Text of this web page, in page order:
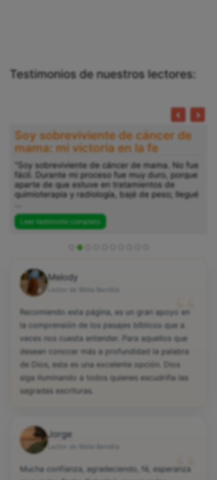
Testimonios de nuestros lectores:
Soy sobreviviente de cáncer de
mama: mi victoria en la fe
"Soy sobreviviente de cáncer de mama. No fue
fácil. Durante mi proceso fue muy duro, porque
aparte de que estuve en tratamientos de
quimioterapia y radiología, bajé de peso; llegué
Leer testimonio completo
Melody
“
Recomiendo esta página, es un gran apoyo en
la comprensión de los pasajes bíblicos que a
veces nos cuesta entender. Para aquellos que
desean conocer más a profundidad la palabra
de Dios, esta es una excelente opción. Dios
siga iluminando a todos quienes escudriña las
sagradas escrituras.
Jorge
Mucha confianza, agradeciendo, fé, esperanza